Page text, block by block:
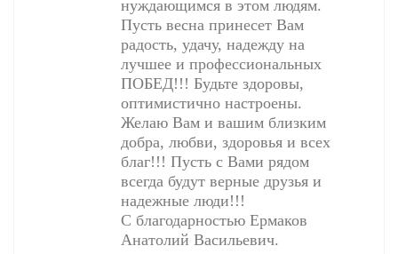
нуждающимся в этом людям.
Пусть весна принесет Вам
радость, удачу, надежду на
лучшее и профессиональных
ПОБЕД!!! Будьте здоровы,
оптимистично настроены.
Желаю Вам и вашим близким
добра, любви, здоровья и всех
благ!!! Пусть с Вами рядом
всегда будут верные друзья и
надежные люди!!!
С благодарностью Ермаков
Анатолий Васильевич.